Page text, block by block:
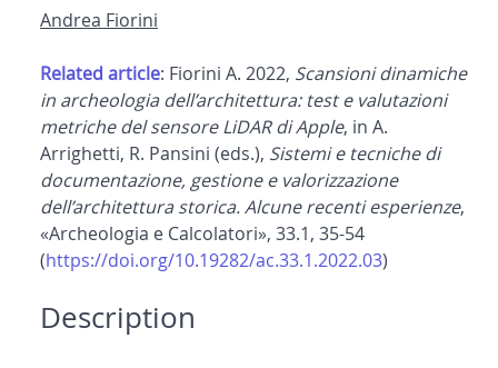
Andrea Fiorini
Related article: Fiorini A. 2022, Scansioni dinamiche
in archeologia dell’architettura: test e valutazioni
metriche del sensore LiDAR di Apple, in A.
Arrighetti, R. Pansini (eds.), Sistemi e tecniche di
documentazione, gestione e valorizzazione
dell’architettura storica. Alcune recenti esperienze,
«Archeologia e Calcolatori», 33.1, 35-54
(https://doi.org/10.19282/ac.33.1.2022.03)
Description